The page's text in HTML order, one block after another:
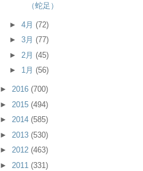
（蛇足）
► 4月 (72)
► 3月 (77)
► 2月 (45)
► 1月 (56)
► 2016 (700)
► 2015 (494)
► 2014 (585)
► 2013 (530)
► 2012 (463)
► 2011 (331)